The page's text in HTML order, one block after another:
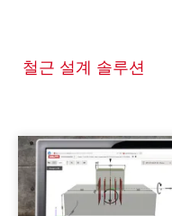
철근 설계 솔루션